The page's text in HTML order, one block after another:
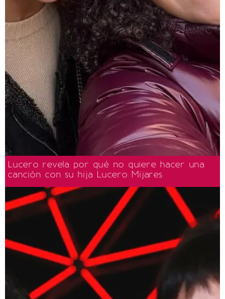
Lucero revela por qué no quiere hacer una
canción con su hija Lucero Mijares